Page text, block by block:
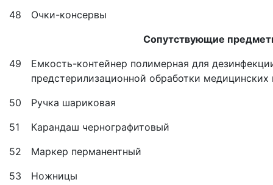
48
Очки-консервы
Сопутствующие
49
Емкость-контейнер полимерная для
предстерилизационной обработки медицинских
50
Ручка шариковая
51
Карандаш чернографитовый
52
Маркер перманентный
53
Ножницы